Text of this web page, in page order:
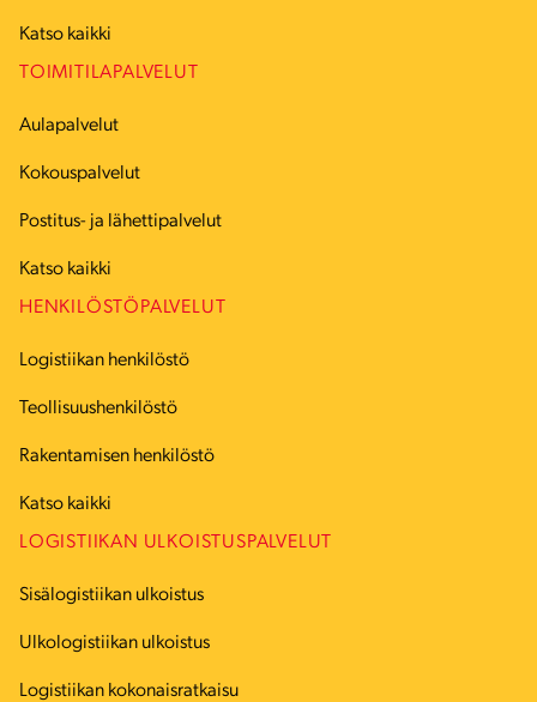
Katso kaikki
TOIMITILAPALVELUT
Aulapalvelut
Kokouspalvelut
Postitus- ja lähettipalvelut
Katso kaikki
HENKILÖSTÖPALVELUT
Logistiikan henkilöstö
Teollisuushenkilöstö
Rakentamisen henkilöstö
Katso kaikki
LOGISTIIKAN ULKOISTUSPALVELUT
Sisälogistiikan ulkoistus
Ulkologistiikan ulkoistus
Logistiikan kokonaisratkaisu